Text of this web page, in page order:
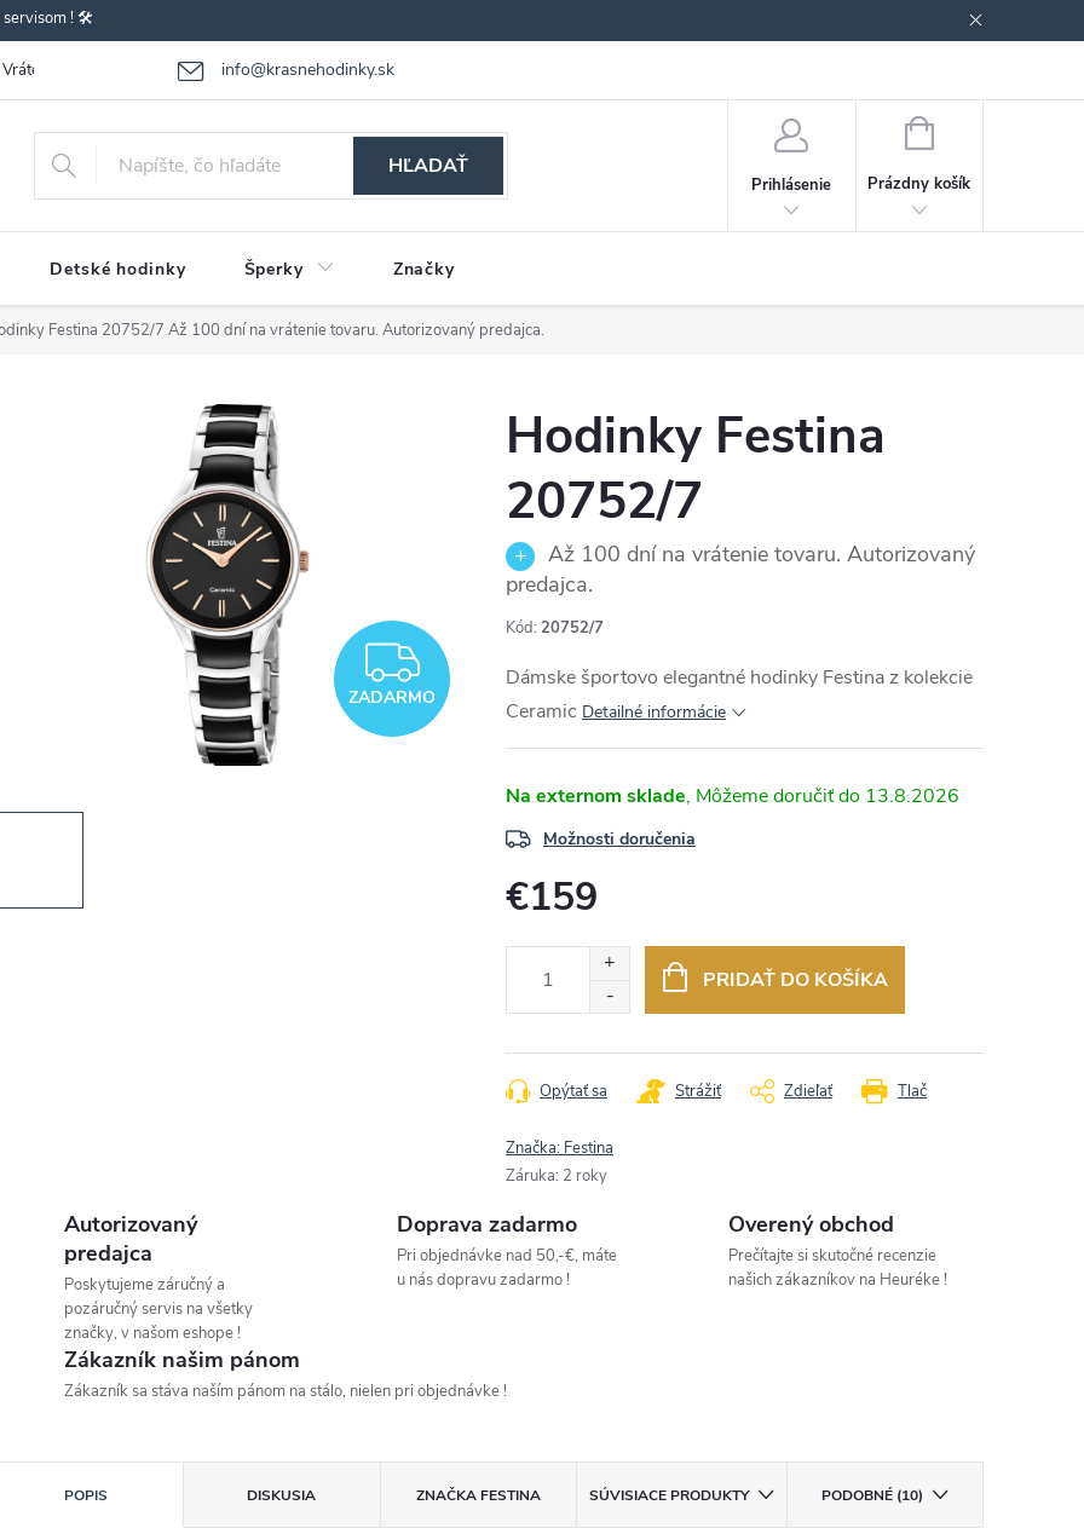
servisom ! 🛠️
info@krasnehodinky.sk
Vrátenie-výmena tovaru Reklamácia tovaru Obchodné podmienky
HĽADAŤ
Prihlásenie
NÁKUPNÝ
Prázdny košík
Detské hodinky Šperky Značky
Festina 20752/7 Až 100 dní na vrátenie tovaru. Autorizovaný predajca.
ZADARMO
ZADARMO
Hodinky Festina
20752/7
Až 100 dní na vrátenie tovaru. Autorizovaný
predajca.
Kód: 20752/7
Dámske športovo elegantné hodinky Festina z kolekcie
Ceramic Detailné informácie
Na externom sklade 13.8.2026
Možnosti doručenia
€159
PRIDAŤ DO KOŠÍKA
Tlač
Opýtať sa Strážiť Zdieľať
Značka: Festina
Záruka: 2 roky
Autorizovaný
predajca
Poskytujeme záručný a
pozáručný servis na všetky
značky, v našom eshope !
Doprava zadarmo
Pri objednávke nad 50,-€, máte
u nás dopravu zadarmo !
Overený obchod
Prečítajte si skutočné recenzie
našich zákazníkov na Heuréke !
Zákazník našim pánom
Zákazník sa stáva naším pánom na stálo, nielen pri objednávke !
POPIS DISKUSIA ZNAČKAFESTINA SÚVISIACE PRODUKTY PODOBNÉ (10)